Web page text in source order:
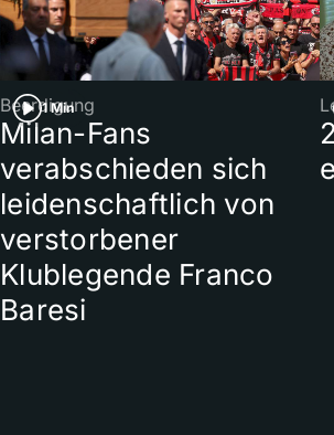
1 Min
Beerdigung
Milan-Fans
verabschieden sich
leidenschaftlich von
verstorbener
Klublegende Franco
Baresi